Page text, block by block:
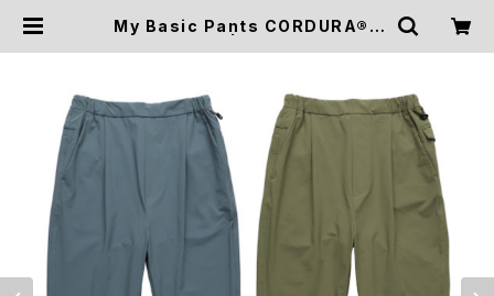
My Basic Pants CORDURA®4